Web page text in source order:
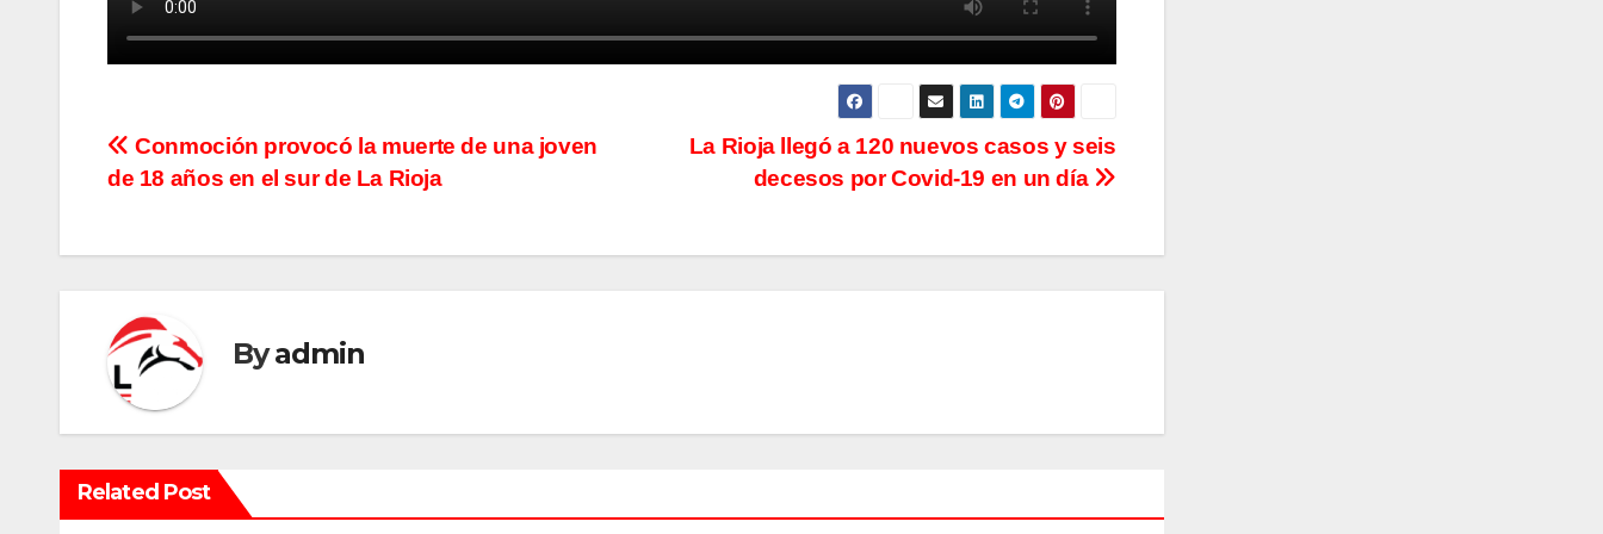
N
v
g
a
c
i
La Rioja llegó a 120 nuevos casos y seis
decesos por Covid-19 en un día
Conmoción provocó la muerte de una joven
de 18 años en el sur de La Rioja
Byadmin
Related Post